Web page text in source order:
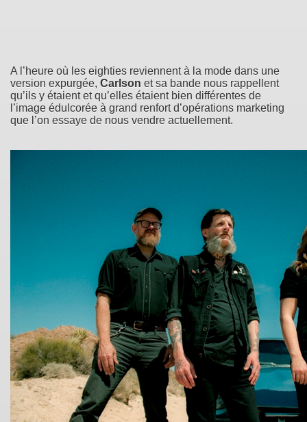
A l’heure où les eighties reviennent à la mode dans une
version expurgée, Carlson et sa bande nous rappellent
qu’ils y étaient et qu’elles étaient bien différentes de
l’image édulcorée à grand renfort d’opérations marketing
que l’on essaye de nous vendre actuellement.